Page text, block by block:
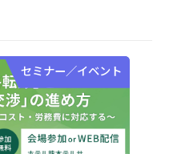
セミナー／イベント